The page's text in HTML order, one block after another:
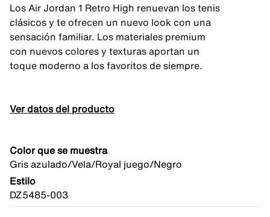
Los Air Jordan 1 Retro High renuevan los tenis
clásicos y te ofrecen un nuevo look con una
sensación familiar. Los materiales premium
con nuevos colores y texturas aportan un
toque moderno a los favoritos de siempre.
Ver datos del producto
Color que se muestra
Gris azulado/Vela/Royal juego/Negro
Estilo
DZ5485-003